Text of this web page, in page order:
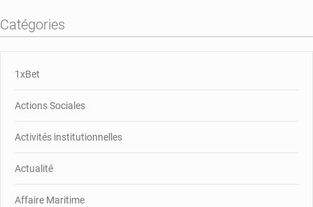
Catégories
1xBet
Actions Sociales
Activités institutionnelles
Actualité
Affaire Maritime